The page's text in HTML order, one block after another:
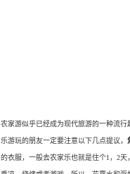
农家游似乎已经成为现代旅游的一种流
乐游玩的朋友一定要注意以下几点提议，
的衣服，一般去农家乐也就是住个1，2